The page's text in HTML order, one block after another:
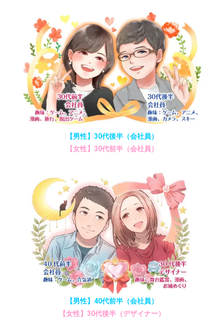
【男性】30代後半（会社員）
【女性】30代前半（会社員）
【男性】40代前半（会社員）
【女性】30代後半（デザイナー）